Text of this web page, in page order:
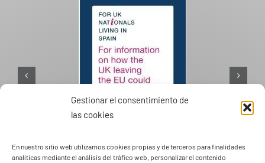
Gestionar el consentimiento de
las cookies
En nuestro sitio web utilizamos cookies propias y de terceros para finalidades
analíticas mediante el análisis del tráfico web, personalizar el contenido
PASEOS EN CAMELLO